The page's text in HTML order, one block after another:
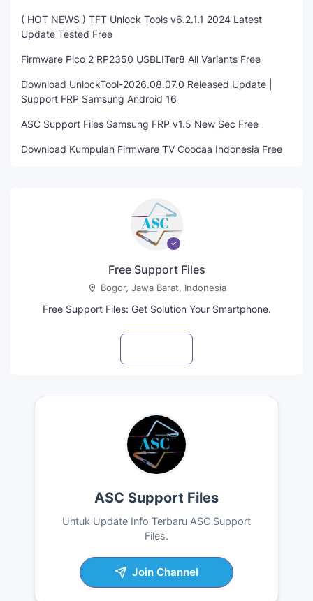
( HOT NEWS ) TFT Unlock Tools v6.2.1.1 2024 Latest
Update Tested Free
Firmware Pico 2 RP2350 USBLITer8 All Variants Free
Download UnlockTool-2026.08.07.0 Released Update |
Support FRP Samsung Android 16
ASC Support Files Samsung FRP v1.5 New Sec Free
Download Kumpulan Firmware TV Coocaa Indonesia Free
Free Support Files
Bogor, Jawa Barat, Indonesia
Free Support Files: Get Solution Your Smartphone.
ASC Support Files
Untuk Update Info Terbaru ASC Support
Files.
Join Channel